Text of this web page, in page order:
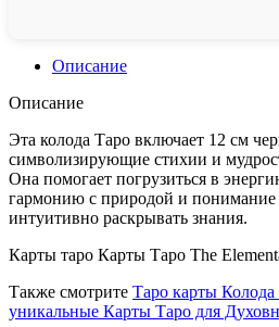
Описание
Описание
Эта колода Таро включает 12 см
символизирующие стихии и
Она помогает погрузиться в
гармонию с природой и понимание
интуитивно раскрывать знания.
Карты таро Карты Таро The
Также смотрите Таро карты
уникальные Карты Таро для